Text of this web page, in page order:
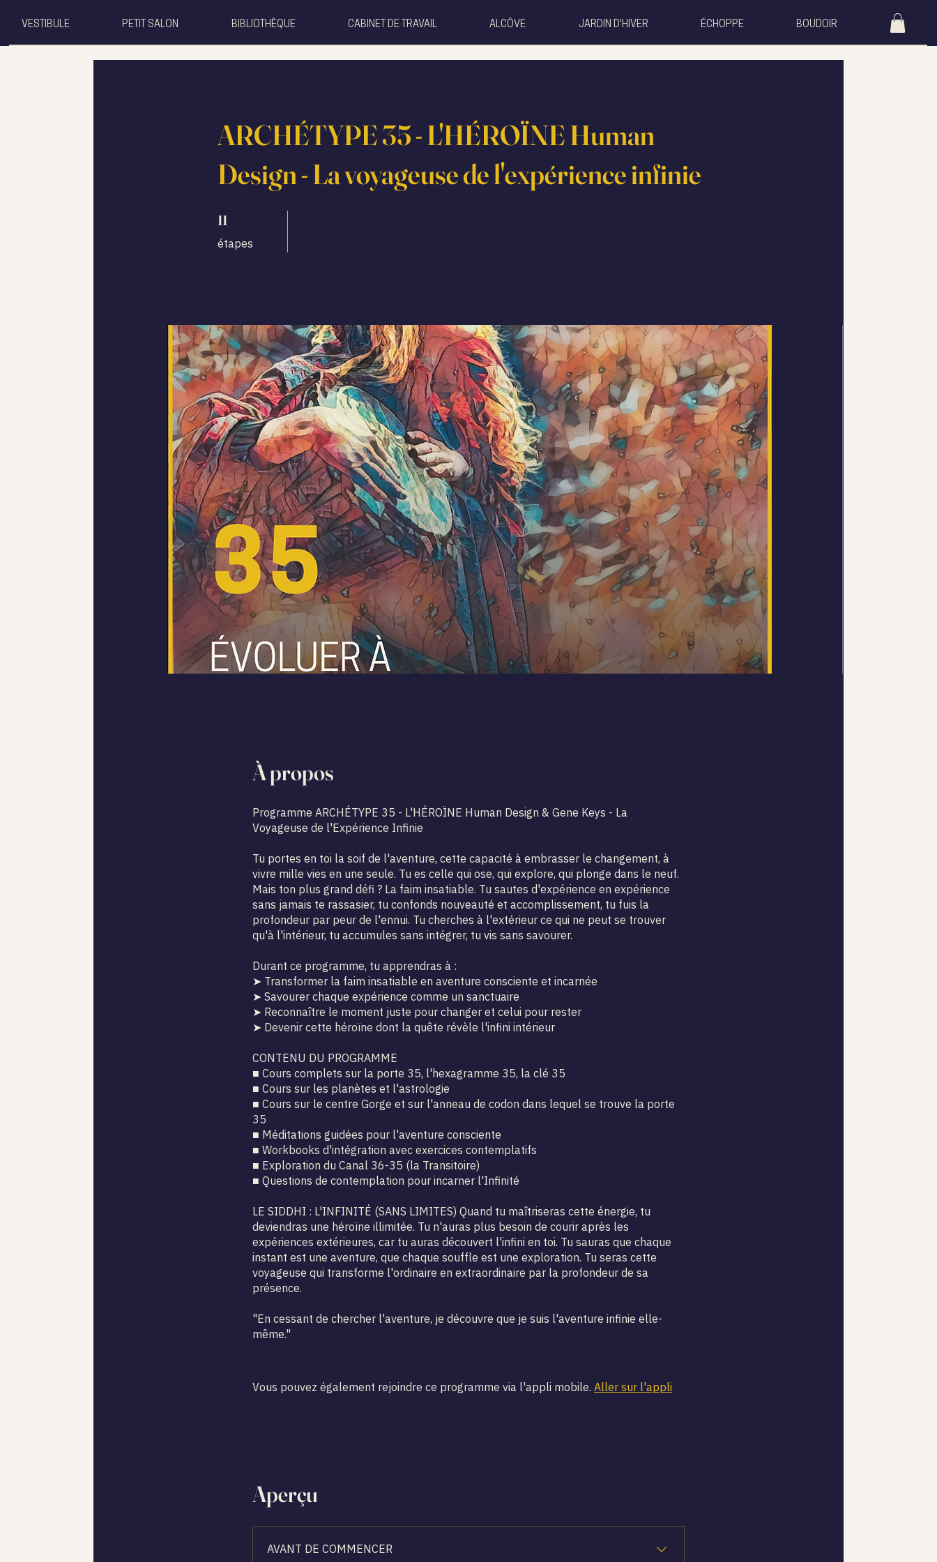
VESTIBULE PETIT SALON BIBLIOTHÈQUE CABINET DE TRAVAIL ALCÔVE JARDIN D'HIVER ÉCHOPPE BOUDOIR
ARCHÉTYPE 35 - L'HÉROÏNE Human
Design - La voyageuse de l'expérience infinie
11
étapes
11 étapes
À propos
Programme ARCHÉTYPE 35 - L'HÉROÏNE Human Design & Gene Keys - La
Voyageuse de l'Expérience Infinie
Tu portes en toi la soif de l'aventure, cette capacité à embrasser le changement, à
vivre mille vies en une seule. Tu es celle qui ose, qui explore, qui plonge dans le neuf.
Mais ton plus grand défi ? La faim insatiable. Tu sautes d'expérience en expérience
sans jamais te rassasier, tu confonds nouveauté et accomplissement, tu fuis la
profondeur par peur de l'ennui. Tu cherches à l'extérieur ce qui ne peut se trouver
qu'à l'intérieur, tu accumules sans intégrer, tu vis sans savourer.
Durant ce programme, tu apprendras à :
➤ Transformer la faim insatiable en aventure consciente et incarnée
➤ Savourer chaque expérience comme un sanctuaire
➤ Reconnaître le moment juste pour changer et celui pour rester
➤ Devenir cette héroïne dont la quête révèle l'infini intérieur
CONTENU DU PROGRAMME
■ Cours complets sur la porte 35, l'hexagramme 35, la clé 35
■ Cours sur les planètes et l'astrologie
■ Cours sur le centre Gorge et sur l'anneau de codon dans lequel se trouve la porte
35
■ Méditations guidées pour l'aventure consciente
■ Workbooks d'intégration avec exercices contemplatifs
■ Exploration du Canal 36-35 (la Transitoire)
■ Questions de contemplation pour incarner l'Infinité
LE SIDDHI : L'INFINITÉ (SANS LIMITES) Quand tu maîtriseras cette énergie, tu
deviendras une héroïne illimitée. Tu n'auras plus besoin de courir après les
expériences extérieures, car tu auras découvert l'infini en toi. Tu sauras que chaque
instant est une aventure, que chaque souffle est une exploration. Tu seras cette
voyageuse qui transforme l'ordinaire en extraordinaire par la profondeur de sa
présence.
"En cessant de chercher l'aventure, je découvre que je suis l'aventure infinie elle-
même."
Vous pouvez également rejoindre ce programme via l'appli mobile. Aller sur l'appli
Aperçu
AVANT DE COMMENCER